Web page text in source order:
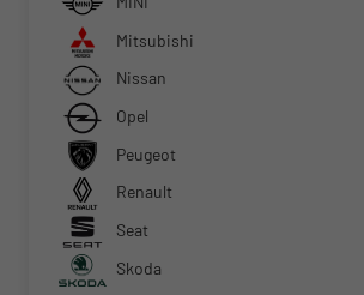
Mitsubishi
Nissan
Opel
Peugeot
Renault
Seat
Skoda